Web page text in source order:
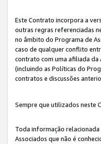
Este Contrato incorpora a
outras regras referenciadas
no âmbito do Programa de
caso de qualquer conflito
contrato com uma afiliada
(incluindo as Políticas do
contratos e discussões
Sempre que utilizados neste
Toda informação
Associados que não é